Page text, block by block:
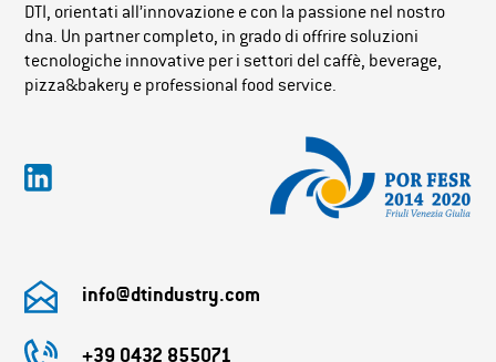
DTI, orientati all’innovazione e con la passione nel nostro
dna. Un partner completo, in grado di offrire soluzioni
tecnologiche innovative per i settori del caffè, beverage,
pizza&bakery e professional food service.
info@dtindustry.com
+39 0432 855071